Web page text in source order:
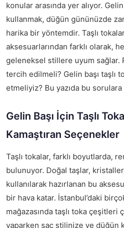
konular arasında yer alıyor.
kullanmak, düğün gününüzde
harika bir yöntemdir. Taşlı
aksesuarlarından farklı olarak,
geleneksel stillere uyum sağlar.
tercih edilmeli? Gelin başı taşlı
etmeliyiz? Bu yazıda bu sorulara
Gelin Başı İçin Taşlı
Kamaştıran Seçenekler
Taşlı tokalar, farklı boyutlarda,
bulunuyor. Doğal taşlar,
kullanılarak hazırlanan bu
bir hava katar. İstanbul’daki
mağazasında taşlı toka çeşitleri
yaparken saç stilinize ve düğün